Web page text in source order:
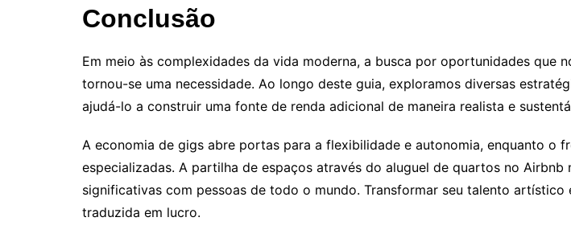
Conclusão
Em meio às complexidades da vida moderna, a busca por oportunidades que
tornou-se uma necessidade. Ao longo deste guia, exploramos diversas
ajudá-lo a construir uma fonte de renda adicional de maneira realista e
A economia de gigs abre portas para a flexibilidade e autonomia, enquanto o
especializadas. A partilha de espaços através do aluguel de quartos no
significativas com pessoas de todo o mundo. Transformar seu talento
traduzida em lucro.